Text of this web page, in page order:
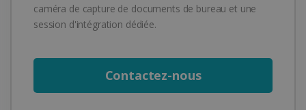
caméra de capture de documents de bureau et une
session d'intégration dédiée.
Contactez-nous